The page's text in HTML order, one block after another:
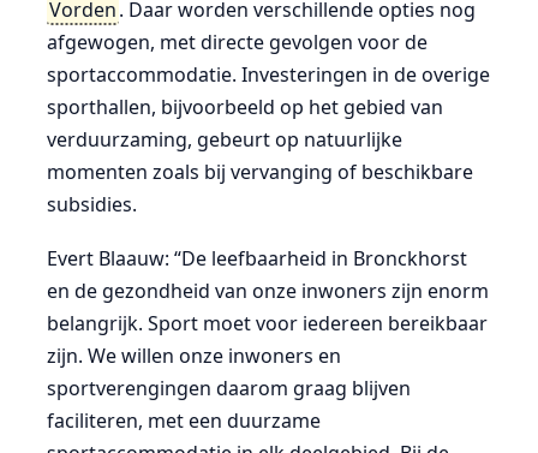
Vorden. Daar worden verschillende opties nog
afgewogen, met directe gevolgen voor de
sportaccommodatie. Investeringen in de overige
sporthallen, bijvoorbeeld op het gebied van
verduurzaming, gebeurt op natuurlijke
momenten zoals bij vervanging of beschikbare
subsidies.
Evert Blaauw: “De leefbaarheid in Bronckhorst
en de gezondheid van onze inwoners zijn enorm
belangrijk. Sport moet voor iedereen bereikbaar
zijn. We willen onze inwoners en
sportverengingen daarom graag blijven
faciliteren, met een duurzame